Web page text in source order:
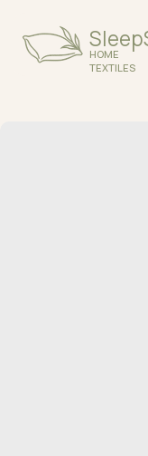
HOME
TEXTILES
SleepSharm